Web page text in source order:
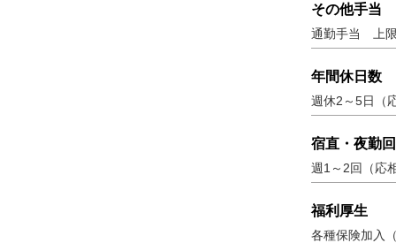
その他手当
通勤手当 上
年間休日数
週休2～5日（
宿直・夜勤
週1～2回（応
福利厚生
各種保険加入